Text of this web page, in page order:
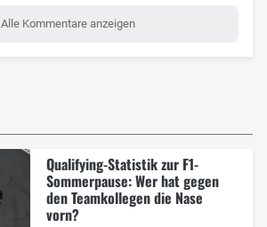
Alle Kommentare anzeigen
Qualifying-Statistik zur F1-
Sommerpause: Wer hat gegen
den Teamkollegen die Nase
vorn?